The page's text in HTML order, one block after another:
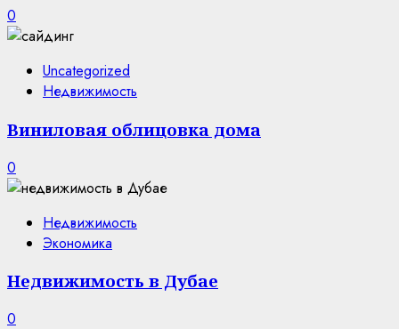
0
Uncategorized
Недвижимость
Виниловая облицовка дома
0
Недвижимость
Экономика
Недвижимость в Дубае
0